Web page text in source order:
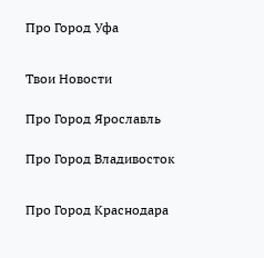
Про Город Уфа
Твои Новости
Про Город Ярославль
Про Город Владивосток
Про Город Краснодара